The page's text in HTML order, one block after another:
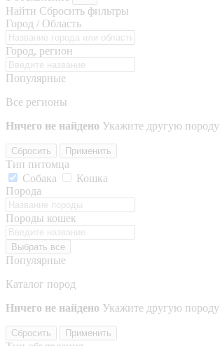
Найти Сбросить фильтры
Город / Область
Город, регион
Популярные
Все регионы
Ничего не найдено Укажите другую породу
Сбросить Применить
Тип питомца
Собака
Кошка
Порода
Породы кошек
Выбрать все
Популярные
Каталог пород
Ничего не найдено Укажите другую породу
Сбросить Применить